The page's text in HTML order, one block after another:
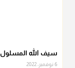
سيف الله المسلول
6 نوفمبر، 2022